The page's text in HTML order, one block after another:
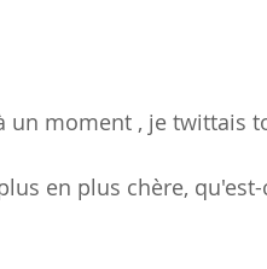
un moment , je twittais
en plus chère, qu'est-